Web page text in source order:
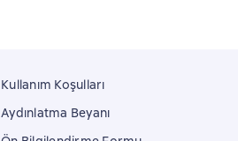
Kullanım Koşulları
Aydınlatma Beyanı